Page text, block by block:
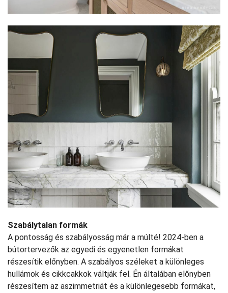
Szabálytalan formák
A pontosság és szabályosság már a múlté! 2024-ben a
bútortervezők az egyedi és egyenetlen formákat
részesítik előnyben. A szabályos széleket a különleges
hullámok és cikkcakkok váltják fel. Én általában előnyben
részesítem az aszimmetriát és a különlegesebb formákat,